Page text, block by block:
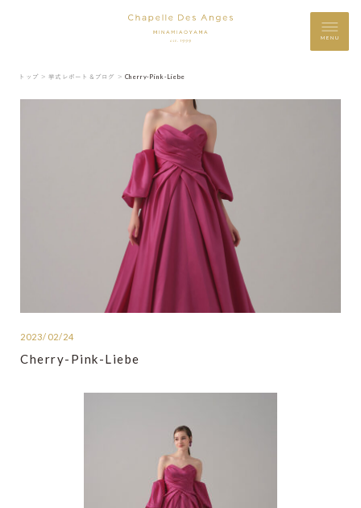
MENU
トップ ＞ 挙式レポート＆ブログ ＞ Cherry-Pink-Liebe
2023/02/24
Cherry-Pink-Liebe